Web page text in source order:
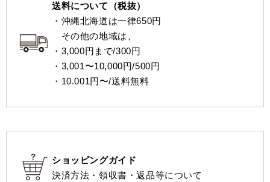
送料について（税抜）
・沖縄北海道は一律650円
その他の地域は、
・3,000円まで/300円
・3,001〜10,000円/500円
・10.001円〜/送料無料
ショッピングガイド
決済方法・領収書・返品等について